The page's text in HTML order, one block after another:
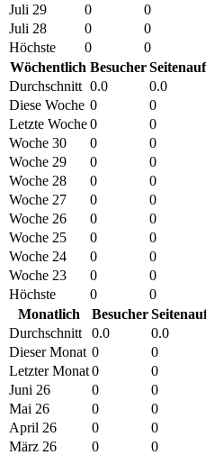
Juli 29
0
0
Juli 28
0
0
Höchste
0
0
Wöchentlich Besucher
Durchschnitt 0.0
0.0
Diese Woche 0
0
Letzte Woche0
0
Woche 30
0
0
Woche 29
0
0
Woche 28
0
0
Woche 27
0
0
Woche 26
0
0
Woche 25
0
0
Woche 24
0
0
Woche 23
0
0
Höchste
0
0
Monatlich
Besucher
Durchschnitt
0.0
0.0
Dieser Monat 0
0
Letzter Monat0
0
Juni 26
0
0
Mai 26
0
0
April 26
0
0
März 26
0
0